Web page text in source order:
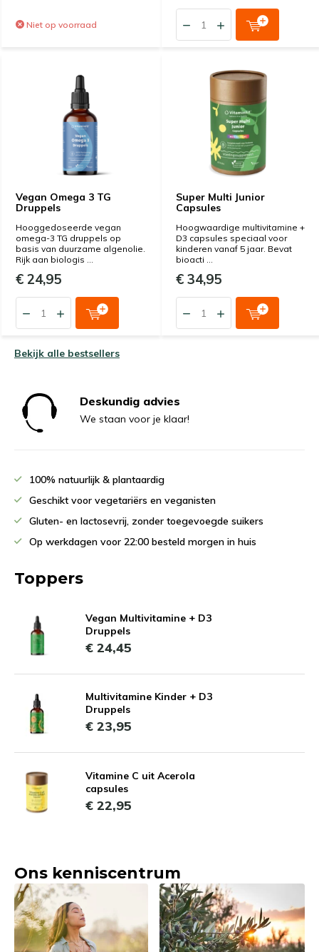
Niet op voorraad
Vegan Omega 3 TG
Druppels
Hooggedoseerde vegan
omega-3 TG druppels op
basis van duurzame algenolie.
Rijk aan biologis ...
€ 24,95
Super Multi Junior
Capsules
Hoogwaardige multivitamine +
D3 capsules speciaal voor
kinderen vanaf 5 jaar. Bevat
bioacti ...
€ 34,95
Bekijk alle bestsellers
Deskundig advies
We staan voor je klaar!
100% natuurlijk & plantaardig
Geschikt voor vegetariërs en veganisten
Gluten- en lactosevrij, zonder toegevoegde suikers
Op werkdagen voor 22:00 besteld morgen in huis
Toppers
Vegan Multivitamine + D3
Druppels
€ 24,45
Multivitamine Kinder + D3
Druppels
€ 23,95
Vitamine C uit Acerola
capsules
€ 22,95
Ons kenniscentrum